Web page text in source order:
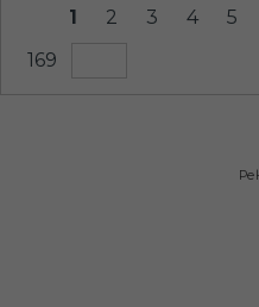
1 2 3 4 5
169